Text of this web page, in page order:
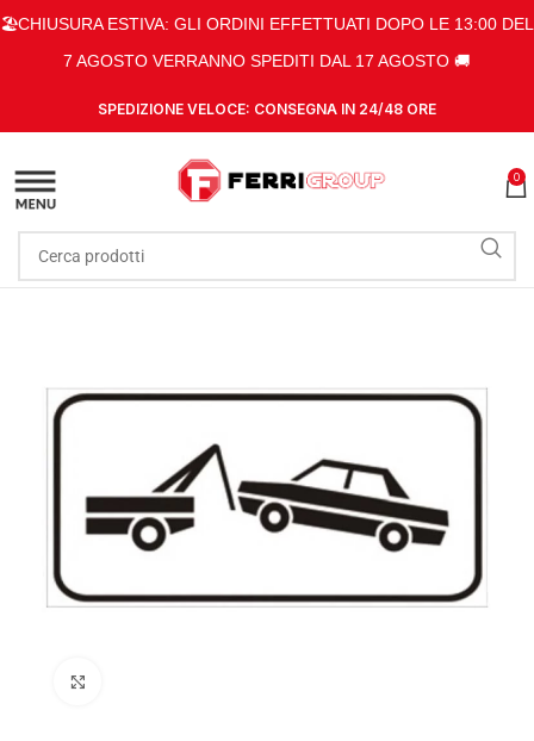
🏖️CHIUSURA ESTIVA: GLI ORDINI EFFETTUATI DOPO LE 13:00 DEL
7 AGOSTO VERRANNO SPEDITI DAL 17 AGOSTO 🚚
SPEDIZIONE VELOCE: CONSEGNA IN 24/48 ORE
0